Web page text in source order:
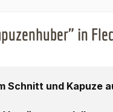
in
Schnitt und Kapuze